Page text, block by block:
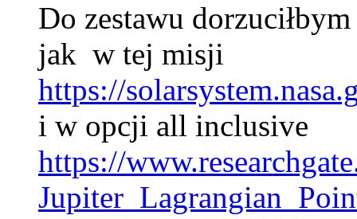
Do zestawu
jak w tej misji
https://
i w opcji all inclusive
https://